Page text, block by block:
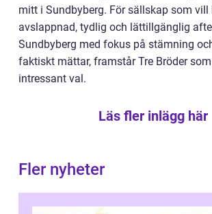
mitt i Sundbyberg. För sällskap som vill
avslappnad, tydlig och lättillgänglig
Sundbyberg med fokus på stämning
faktiskt mättar, framstår Tre Bröder
intressant val.
Läs fler inlägg här
Fler nyheter